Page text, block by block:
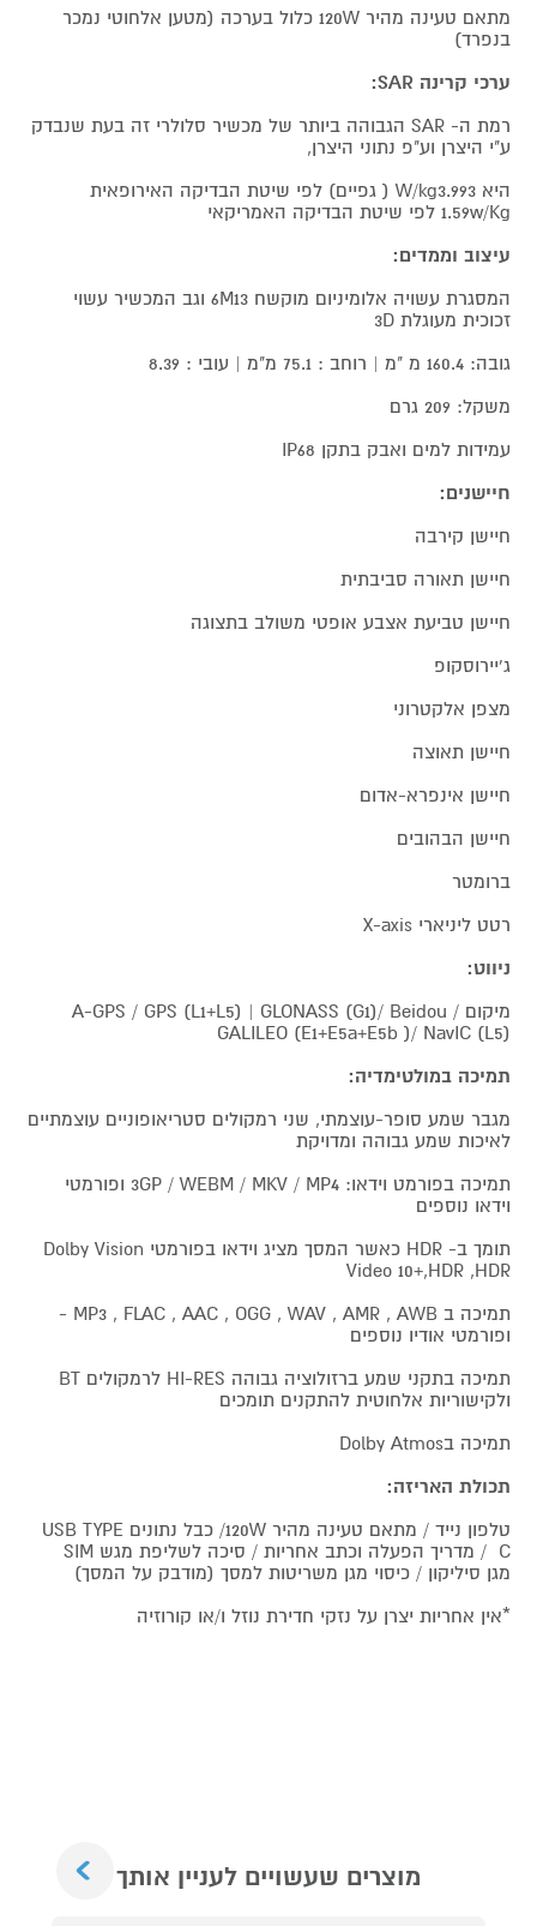
מתאם טעינה מהיר 120W כלול בערכה (מטען אלחוטי נמכר
בנפרד)
ערכי קרינה SAR:
רמת ה- SAR הגבוהה ביותר של מכשיר סלולרי זה בעת שנבדק
ע"י היצרן וע"פ נתוני היצרן,
היא W/kg3.993 ( גפיים) לפי שיטת הבדיקה האירופאית
1.59w/Kg לפי שיטת הבדיקה האמריקאי
עיצוב וממדים:
המסגרת עשויה אלומיניום מוקשח 6M13 וגב המכשיר עשוי
זכוכית מעוגלת 3D
גובה: 160.4 מ "מ | רוחב : 75.1 מ"מ | עובי : 8.39
משקל: 209 גרם
עמידות למים ואבק בתקן IP68
חיישנים:
חיישן קירבה
חיישן תאורה סביבתית
חיישן טביעת אצבע אופטי משולב בתצוגה
ג'יירוסקופ
מצפן אלקטרוני
חיישן תאוצה
חיישן אינפרא-אדום
חיישן הבהובים
ברומטר
רטט ליניארי X-axis
ניווט:
מיקום A-GPS / GPS (L1+L5) | GLONASS (G1)/ Beidou /
GALILEO (E1+E5a+E5b )/ NavIC (L5)
תמיכה במולטימדיה:
מגבר שמע סופר-עוצמתי, שני רמקולים סטריאופוניים עוצמתיים
לאיכות שמע גבוהה ומדויקת
תמיכה בפורמט וידאו: 3GP / WEBM / MKV / MP4 ופורמטי
וידאו נוספים
תומך ב- HDR כאשר המסך מציג וידאו בפורמטי Dolby Vision
Video 10+,HDR ,HDR
תמיכה ב MP3 , FLAC , AAC , OGG , WAV , AMR , AWB -
ופורמטי אודיו נוספים
תמיכה בתקני שמע ברזולוציה גבוהה HI-RES לרמקולים BT
ולקישוריות אלחוטית להתקנים תומכים
תמיכה בDolby Atmos
תכולת האריזה:
טלפון נייד / מתאם טעינה מהיר 120W/ כבל נתונים USB TYPE
C / מדריך הפעלה וכתב אחריות / סיכה לשליפת מגש SIM
מגן סיליקון / כיסוי מגן משריטות למסך (מודבק על המסך)
*אין אחריות יצרן על נזקי חדירת נוזל ו/או קורוזיה
מוצרים שעשויים לעניין אותך